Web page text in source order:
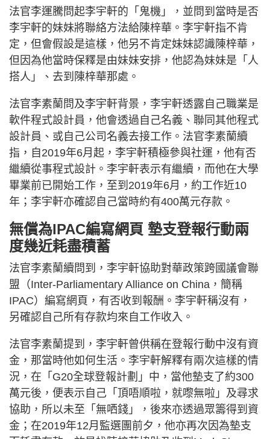
法官李運騰問起李宇軒的「鬼機」，並問到當時是否
李宇軒的妹妹將聯絡方法給陳梓華。李宇軒指不肯
定，但會假設是這樣，他另不肯定妹妹認識陳梓華，
但因為他當時保釋是由妹妹安排，他認為妹妹是「人
搭人」、去到陳梓華那處。
法官李素蘭問及李宇軒背景，李宇軒透露自己職業是
軟件程式設計員，他會透過自己名義、聯同其他程式
設計員、或自己公司名義去接工作。法官李素蘭續
指，自2019年6月起，李宇軒積極參與社運，他有否
繼續從事程式設計。李宇軒表示有繼續，而他在大學
畢業前已開始工作，至到2019年6月，約工作近10
年；李宇軒亦確認自己當時約有400萬元存款。
無償為IPAC編寫網頁 墊支登報行動兩
度幾近耗盡積蓄
法官李素蘭續問到，李宇軒協助對華政策跨國議會聯
盟（Inter-Parliamentary Alliance on China，簡稱
IPAC）編寫網頁，有否收到報酬。李宇軒稱沒有，
另確認自己所有存款均來自工作收入。
法官李素蘭提到，李宇軒曾供稱在登報行動中沒有資
金，那當時他如何生活。李宇軒解釋有兩次這樣的情
況，在「G20全球登報計劃」中，當他墊支了約300
萬元後，便表示自己「頂唔順啦，就嚟無啦」及尋求
協助，所以未至「無哂錢」，後來亦透過眾籌得到資
金；在2019年12月監選團前夕，他亦再次因為墊支